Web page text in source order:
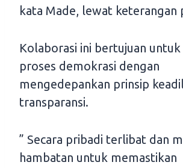
kata Made, lewat keterangan
Kolaborasi ini bertujuan
proses demokrasi dengan
mengedepankan prinsip
transparansi.
” Secara pribadi terlibat dan
hambatan untuk memastikan